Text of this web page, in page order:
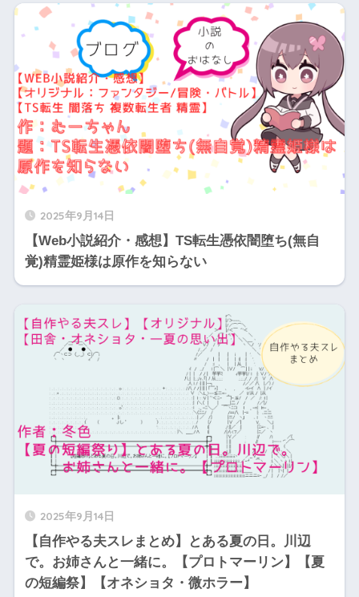
2025年9月14日
【Web小説紹介・感想】TS転生憑依闇堕ち(無自
覚)精霊姫様は原作を知らない
2025年9月14日
【自作やる夫スレまとめ】とある夏の日。川辺
で。お姉さんと一緒に。【プロトマーリン】【夏
の短編祭】【オネショタ・微ホラー】